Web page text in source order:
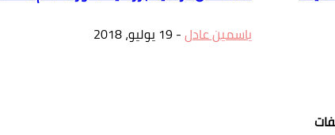
ياسمين عادل-19 يوليو، 2018